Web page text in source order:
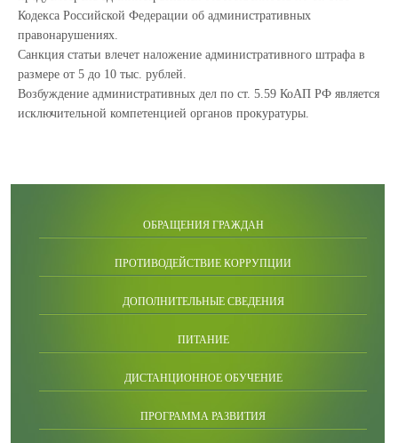
Кодекса Российской Федерации об административных
правонарушениях.
Санкция статьи влечет наложение административного штрафа в
размере от 5 до 10 тыс. рублей.
Возбуждение административных дел по ст. 5.59 КоАП РФ является
исключительной компетенцией органов прокуратуры.
ОБРАЩЕНИЯ ГРАЖДАН
ПРОТИВОДЕЙСТВИЕ КОРРУПЦИИ
ДОПОЛНИТЕЛЬНЫЕ СВЕДЕНИЯ
ПИТАНИЕ
ДИСТАНЦИОННОЕ ОБУЧЕНИЕ
ПРОГРАММА РАЗВИТИЯ